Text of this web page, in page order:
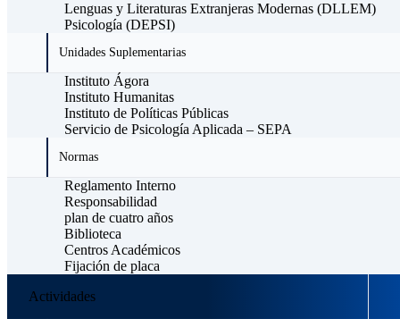
Lenguas y Literaturas Extranjeras Modernas (DLLEM)
Psicología (DEPSI)
Unidades Suplementarias
Instituto Ágora
Instituto Humanitas
Instituto de Políticas Públicas
Servicio de Psicología Aplicada – SEPA
Normas
Reglamento Interno
Responsabilidad
plan de cuatro años
Biblioteca
Centros Académicos
Fijación de placa
Actividades